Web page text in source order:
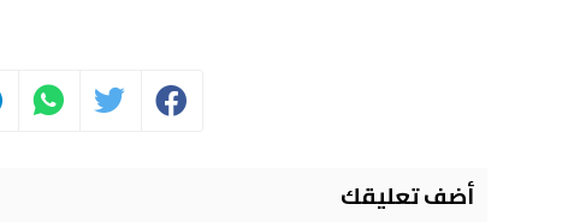
أضف تعليقك